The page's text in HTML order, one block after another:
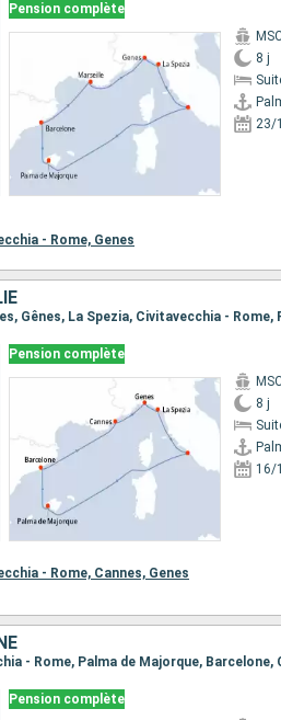
Pension complète
8 j
23/
- Rome, Genes
Gênes, La Spezia, Civitavecchia - Rome,
Pension complète
8 j
16/
- Rome, Cannes, Genes
- Rome, Palma de Majorque, Barcelone,
Pension complète